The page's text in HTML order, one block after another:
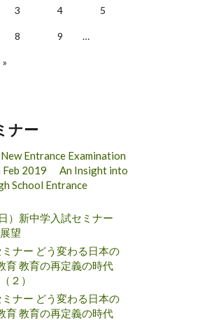
3 4 5
8 9 …
ナー
Entrance Examination
Feb 2019 An Insight into
School Entrance
）新中学入試セミナー
望
ナー どう変わる日本の
育 教育の再定義の時代
２）
ナー どう変わる日本の
育 教育の再定義の時代